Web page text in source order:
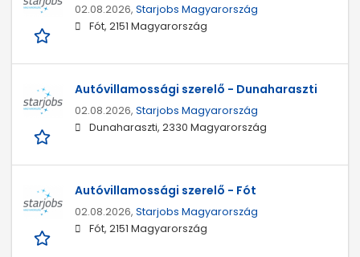
02.08.2026, Starjobs Magyarország
Fót, 2151 Magyarország
Autóvillamossági szerelő - Dunaharaszti
02.08.2026, Starjobs Magyarország
Dunaharaszti, 2330 Magyarország
Autóvillamossági szerelő - Fót
02.08.2026, Starjobs Magyarország
Fót, 2151 Magyarország